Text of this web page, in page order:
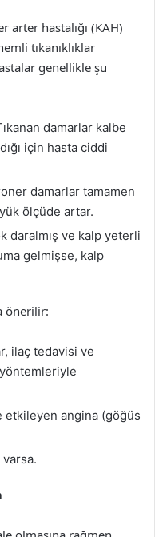
arter hastalığı (KAH)
tıkanıklıklar
genellikle şu
damarlar kalbe
için hasta ciddi
damarlar tamamen
ölçüde artar.
daralmış ve kalp yeterli
gelmişse, kalp
önerilir:
ilaç tedavisi ve
etkileyen angina (göğüs
varsa.